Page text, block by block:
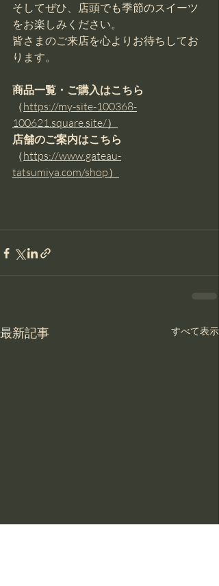
そしてぜひ、店頭でも季節のスイーツ
をお楽しみください。
皆さまのご来店を心よりお待ちしてお
ります。
商品一覧・ご購入はこちら
（https://my-site-100368-
100621.square.site/）
店舗のご案内はこちら
（https://www.gateau-
tatsumiya.com/shop）
最新記事 すべて表示